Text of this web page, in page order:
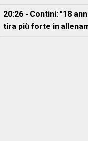
20:26 - Contini: "18
tira più forte in